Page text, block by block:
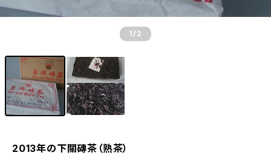
1 /2
2013年の下關磚茶（熟茶）